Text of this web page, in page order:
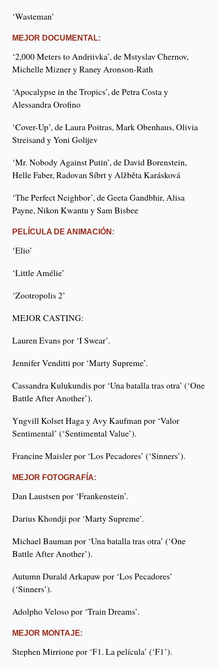
‘Wasteman’
MEJOR DOCUMENTAL:
‘2,000 Meters to Andriivka’, de Mstyslav Chernov,
Michelle Mizner y Raney Aronson-Rath
‘Apocalypse in the Tropics’, de Petra Costa y
Alessandra Orofino
‘Cover-Up’, de Laura Poitras, Mark Obenhaus, Olivia
Streisand y Yoni Golijev
‘Mr. Nobody Against Putin’, de David Borenstein,
Helle Faber, Radovan Síbrt y Alžběta Karásková
‘The Perfect Neighbor’, de Geeta Gandbhir, Alisa
Payne, Nikon Kwantu y Sam Bisbee
PELÍCULA DE ANIMACIÓN:
‘Elio’
‘Little Amélie’
‘Zootropolis 2’
MEJOR CASTING:
Lauren Evans por ‘I Swear’.
Jennifer Venditti por ‘Marty Supreme’.
Cassandra Kulukundis por ‘Una batalla tras otra’ (‘One
Battle After Another’).
Yngvill Kolset Haga y Avy Kaufman por ‘Valor
Sentimental’ (‘Sentimental Value’).
Francine Maisler por ‘Los Pecadores’ (‘Sinners’).
MEJOR FOTOGRAFÍA:
Dan Laustsen por ‘Frankenstein’.
Darius Khondji por ‘Marty Supreme’.
Michael Bauman por ‘Una batalla tras otra’ (‘One
Battle After Another’).
Autumn Durald Arkapaw por ‘Los Pecadores’
(‘Sinners’).
Adolpho Veloso por ‘Train Dreams’.
MEJOR MONTAJE:
Stephen Mirrione por ‘F1. La película’ (‘F1’).